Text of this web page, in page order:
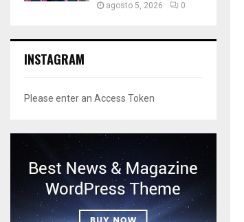
agosto 5, 2026 0
INSTAGRAM
Please enter an Access Token